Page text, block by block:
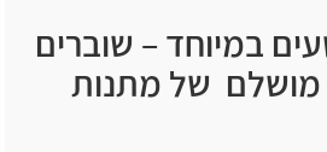
במיוחד – שוברים
מושלם של מתנות